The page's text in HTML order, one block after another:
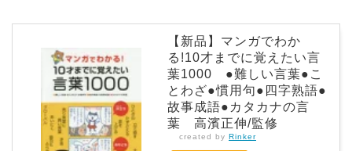
【新品】マンガでわか
る!10才までに覚えたい言
葉1000 ●難しい言葉●こ
とわざ●慣用句●四字熟語●
故事成語●カタカナの言
葉 高濱正伸/監修
created by Rinker